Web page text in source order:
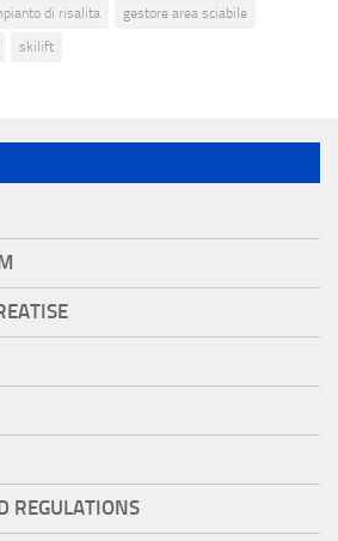
di risalita
gestore area sciabile
skilift
REGULATIONS